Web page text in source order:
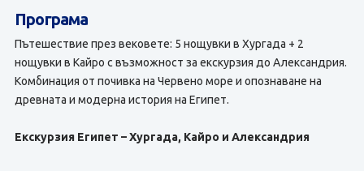
Програма
Пътешествие през вековете: 5 нощувки в Хургада + 2
нощувки в Кайро с възможност за екскурзия до Александрия.
Комбинация от почивка на Червено море и опознаване на
древната и модерна история на Египет.
Екскурзия Египет – Хургада, Кайро и Александрия